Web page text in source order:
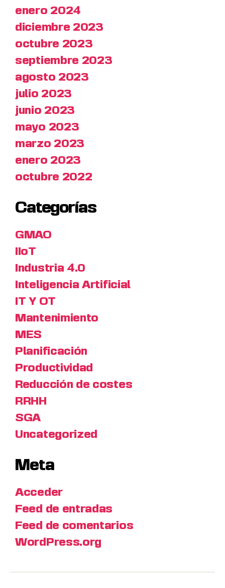
enero 2024
diciembre 2023
octubre 2023
septiembre 2023
agosto 2023
julio 2023
junio 2023
mayo 2023
marzo 2023
enero 2023
octubre 2022
Categorías
GMAO
IIoT
Industria 4.0
Inteligencia Artificial
IT Y OT
Mantenimiento
MES
Planificación
Productividad
Reducción de costes
RRHH
SGA
Uncategorized
Meta
Acceder
Feed de entradas
Feed de comentarios
WordPress.org